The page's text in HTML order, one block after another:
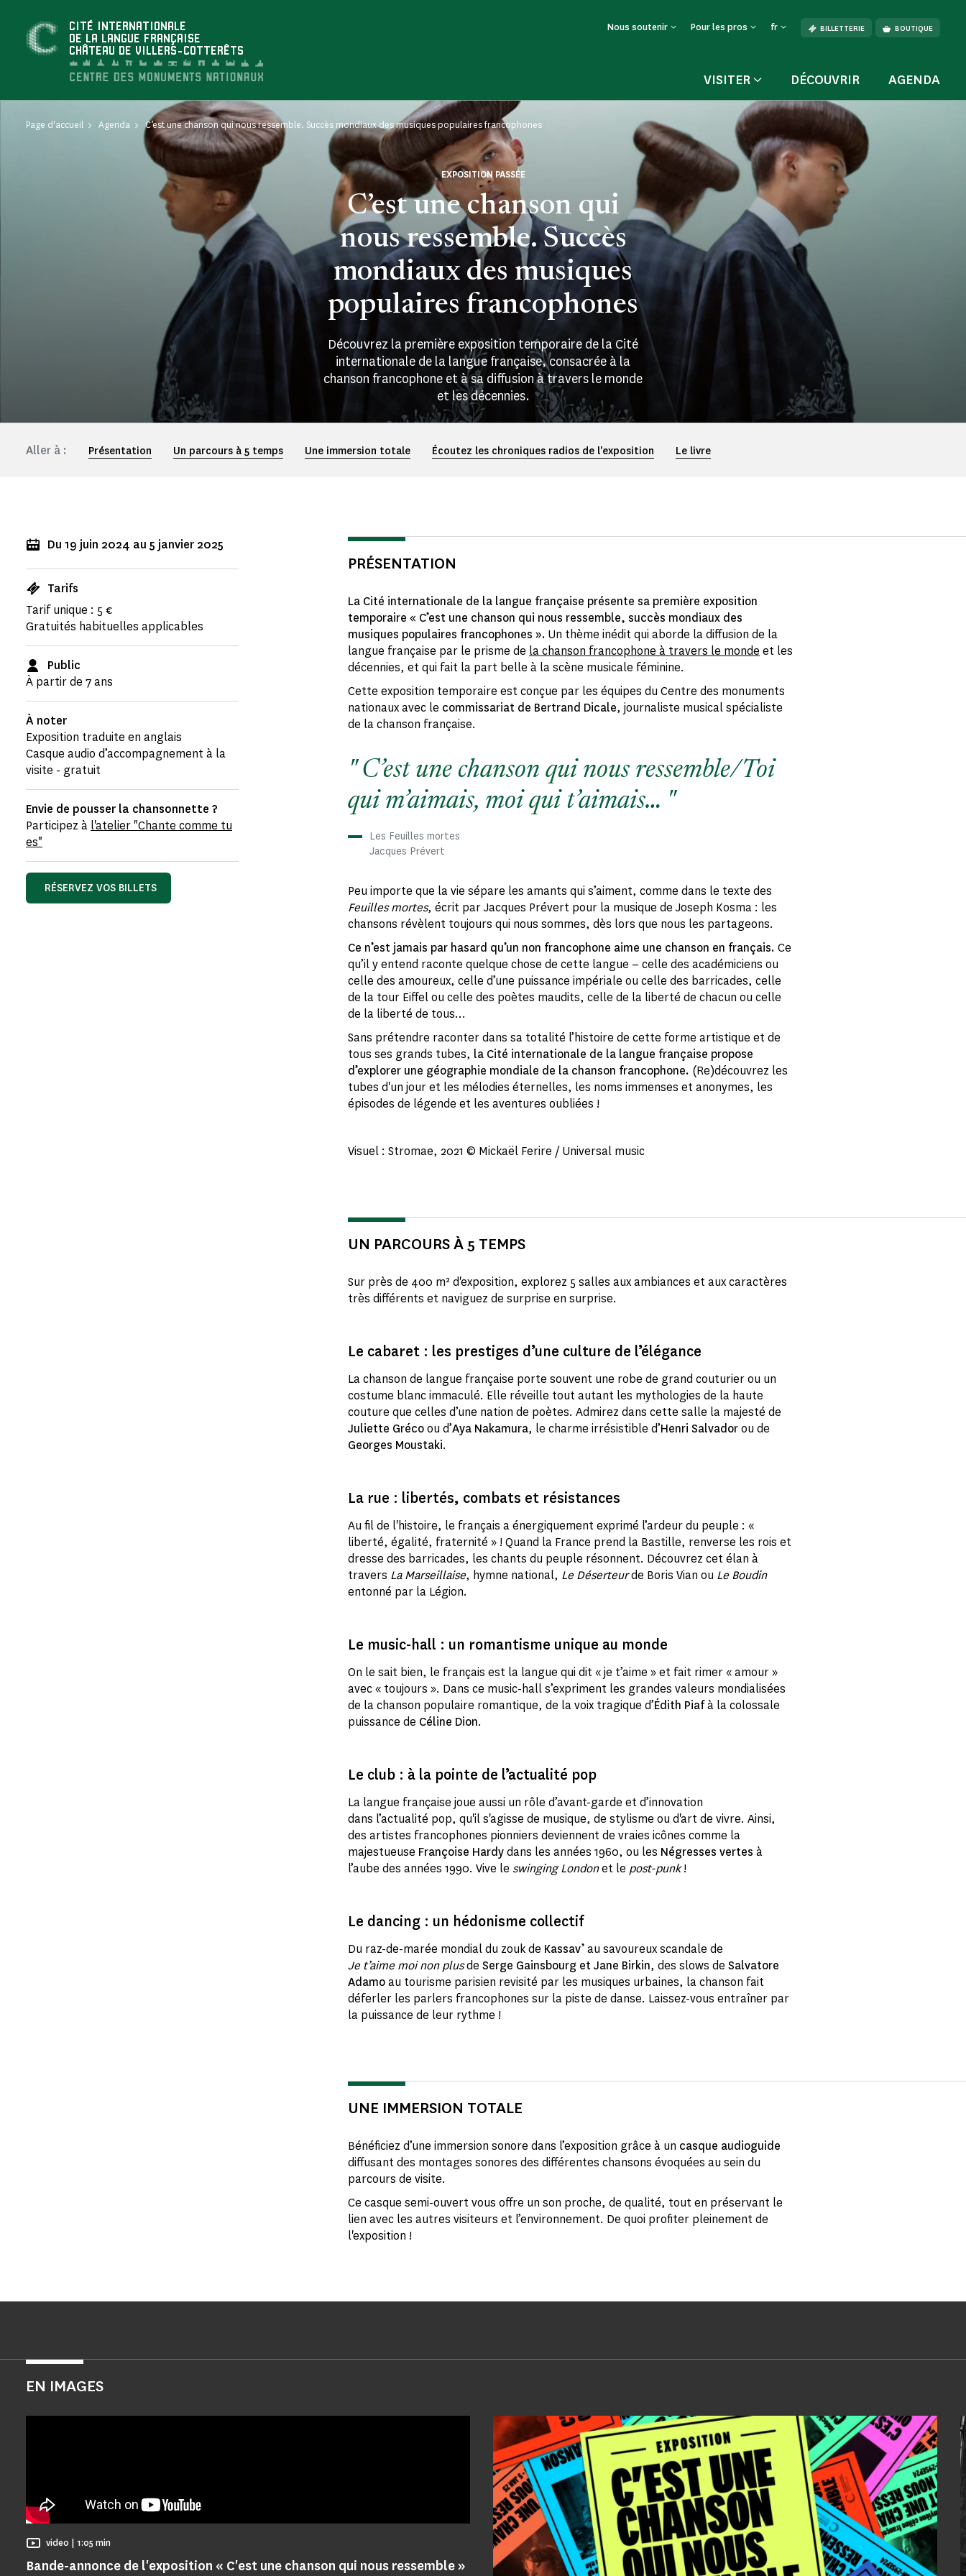
CITÉ INTERNATIONALE
DE LA LANGUE FRANÇAISE
CHÂTEAU DE VILLERS-COTTERÊTS
Nous soutenir Pour les pros fr BILLETTERIE BOUTIQUE
VISITER DÉCOUVRIR AGENDA
Page d'accueil Agenda C’est une chanson qui nous ressemble. Succès mondiaux des musiques populaires francophones
C’est une chanson qui
nous ressemble. Succès
mondiaux des musiques
populaires francophones
EXPOSITION PASSÉE
Découvrez la première exposition temporaire de la Cité
internationale de la langue française, consacrée à la
chanson francophone et à sa diffusion à travers le monde
et les décennies.
Aller à : Présentation Un parcours à 5 temps Une immersion totale Écoutez les chroniques radios de l'exposition Le livre
Du 19 juin 2024 au 5 janvier 2025
Tarifs
Tarif unique : 5 €
Gratuités habituelles applicables
Public
À partir de 7 ans
À noter
Exposition traduite en anglais
Casque audio d’accompagnement à la
visite - gratuit
Envie de pousser la chansonnette ?
Participez à l'atelier "Chante comme tu
es"
RÉSERVEZ VOS BILLETS
PRÉSENTATION
La Cité internationale de la langue française présente sa première exposition
temporaire « C’est une chanson qui nous ressemble, succès mondiaux des
musiques populaires francophones ». Un thème inédit qui aborde la diffusion de la
langue française par le prisme de la chanson francophone à travers le monde et les
décennies, et qui fait la part belle à la scène musicale féminine.
Cette exposition temporaire est conçue par les équipes du Centre des monuments
nationaux avec le commissariat de Bertrand Dicale, journaliste musical spécialiste
de la chanson française.
C’est une chanson qui nous ressemble/Toi
qui m’aimais, moi qui t’aimais…
Les Feuilles mortes
Jacques Prévert
Peu importe que la vie sépare les amants qui s’aiment, comme dans le texte des
Feuilles mortes, écrit par Jacques Prévert pour la musique de Joseph Kosma : les
chansons révèlent toujours qui nous sommes, dès lors que nous les partageons.
Ce n’est jamais par hasard qu’un non francophone aime une chanson en français. Ce
qu’il y entend raconte quelque chose de cette langue ‒ celle des académiciens ou
celle des amoureux, celle d’une puissance impériale ou celle des barricades, celle
de la tour Eiffel ou celle des poètes maudits, celle de la liberté de chacun ou celle
de la liberté de tous…
Sans prétendre raconter dans sa totalité l’histoire de cette forme artistique et de
tous ses grands tubes, la Cité internationale de la langue française propose
d’explorer une géographie mondiale de la chanson francophone. (Re)découvrez les
tubes d'un jour et les mélodies éternelles, les noms immenses et anonymes, les
épisodes de légende et les aventures oubliées !
Visuel : Stromae, 2021 © Mickaël Ferire / Universal music
UN PARCOURS À 5 TEMPS
Sur près de 400 m² d'exposition, explorez 5 salles aux ambiances et aux caractères
très différents et naviguez de surprise en surprise.
Le cabaret : les prestiges d’une culture de l’élégance
La chanson de langue française porte souvent une robe de grand couturier ou un
costume blanc immaculé. Elle réveille tout autant les mythologies de la haute
couture que celles d’une nation de poètes. Admirez dans cette salle la majesté de
Juliette Grécoou d’Aya Nakamura, le charme irrésistible d’Henri Salvadorou de
Georges Moustaki.
La rue : libertés, combats et résistances
Au fil de l'histoire, le français a énergiquement exprimé l’ardeur du peuple : «
liberté, égalité, fraternité » ! Quand la France prend la Bastille, renverse les rois et
dresse des barricades, les chants du peuple résonnent. Découvrez cet élan à
travers La Marseillaise, hymne national, Le Déserteurde Boris Vian ou Le Boudin
entonné par la Légion.
Le music-hall : un romantisme unique au monde
On le sait bien, le français est la langue qui dit « je t’aime » et fait rimer « amour »
avec « toujours ». Dans ce music-hall s’expriment les grandes valeurs mondialisées
de la chanson populaire romantique, de la voix tragique d’Édith Piafà la colossale
puissance de Céline Dion.
Le club : à la pointe de l’actualité pop
La langue française joue aussi un rôle d’avant-garde et d’innovation
dans l’actualité pop, qu'il s'agisse de musique, de stylisme ou d'art de vivre. Ainsi,
des artistes francophones pionniers deviennent de vraies icônes comme la
majestueuse Françoise Hardydans les années 1960, ou les Négresses vertes à
l’aube des années 1990. Vive le swinging Londonet le post-punk!
Le dancing : un hédonisme collectif
Du raz-de-marée mondial du zouk de Kassav’au savoureux scandale de
Je t’aime moi non plusde Serge Gainsbourg et Jane Birkin, des slows de Salvatore
Adamoau tourisme parisien revisité par les musiques urbaines, la chanson fait
déferler les parlers francophones sur la piste de danse. Laissez-vous entraîner par
la puissance de leur rythme !
UNE IMMERSION TOTALE
Bénéficiez d’une immersion sonore dans l’exposition grâce à un casque audioguide
diffusant des montages sonores des différentes chansons évoquées au sein du
parcours de visite.
Ce casque semi-ouvert vous offre un son proche, de qualité, tout en préservant le
lien avec les autres visiteurs et l’environnement. De quoi profiter pleinement de
l'exposition !
EN IMAGES
Bande-annonce de l'exposition « C'est une chanson qui nous ressemble »
video | Temps de Lecture
1:05 min